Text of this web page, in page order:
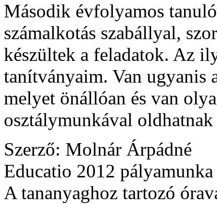
Második évfolyamos
számalkotás szabállyal,
készültek a feladatok. Az
tanítványaim. Van ugyanis
melyet önállóan és van
osztálymunkával oldhatnak
Szerző: Molnár Árpádné
Educatio 2012 pályamunka
A tananyaghoz tartozó